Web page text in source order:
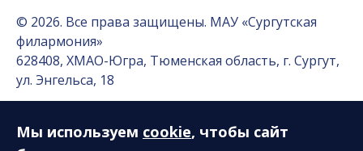
© 2026. Все права защищены. МАУ «Сургутская
филармония»
628408, ХМАО-Югра, Тюменская область, г. Сургут,
ул. Энгельса, 18
Разработка сайта — Интернет-лаборатория
Мы используем cookie, чтобы сайт